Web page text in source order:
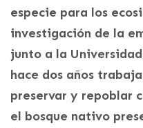
especie para los
investigación de la
junto a la
hace dos años
preservar y repoblar
el bosque nativo